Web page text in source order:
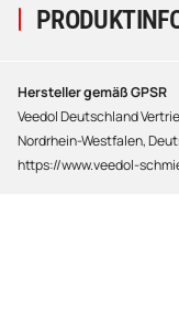
Hersteller gemäß GPSR
Veedol Deutschland
Nordrhein-Westfalen,
https://www.veedol-